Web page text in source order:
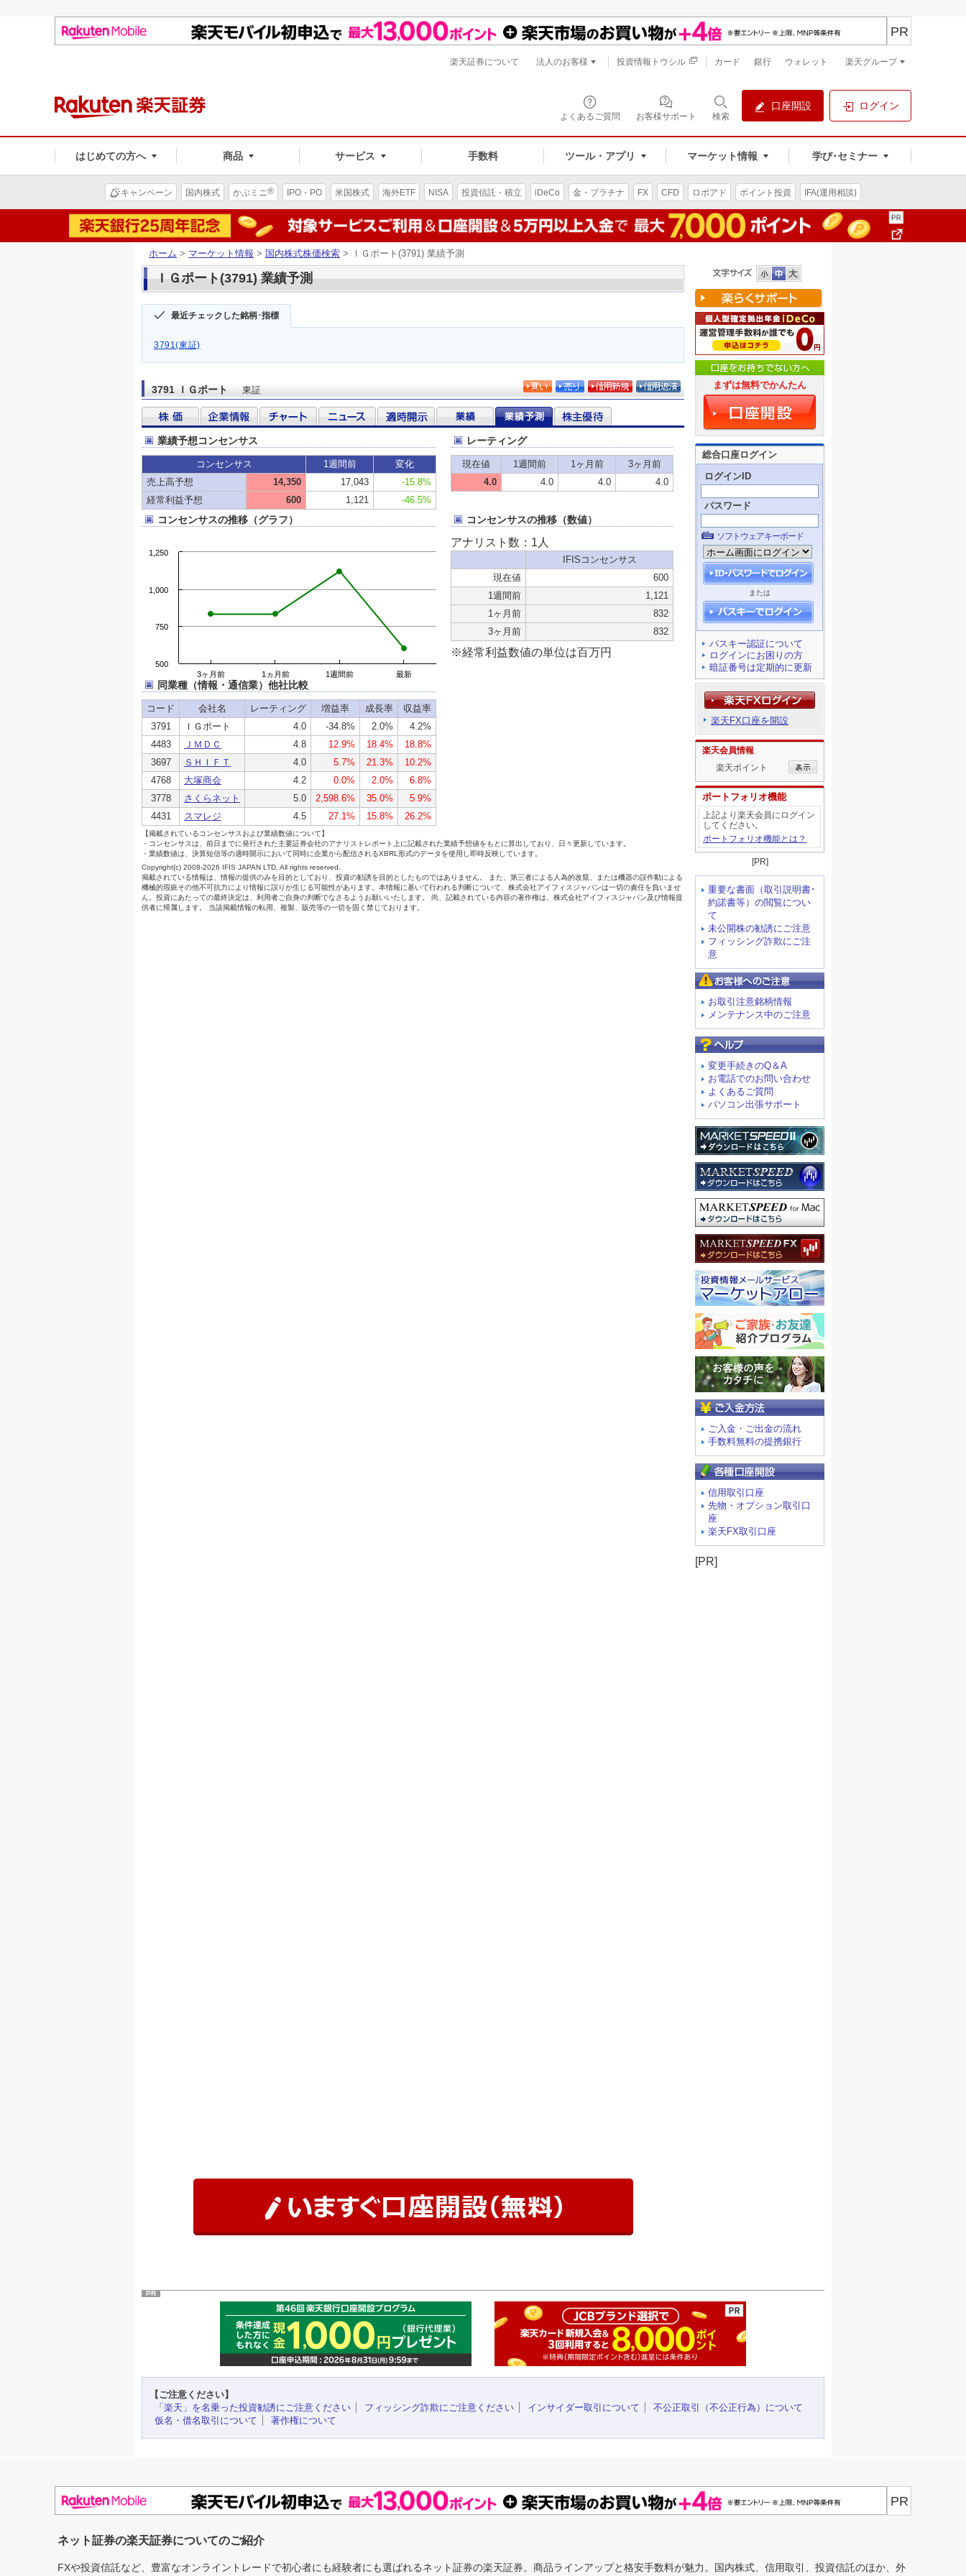
よくあるご質問 お客様サポート 検索
口座開設 ログイン
はじめての方へ 商品 サービス 手数料 ツール・アプリ マーケット情報 学び･セミナー
PR
楽天証券について 法人のお客様 投資情報トウシル カード 銀行 ウォレット 楽天グループ
キャンペーン 国内株式 かぶミニ® IPO・PO 米国株式 海外ETF NISA 投資信託・積立 iDeCo 金・プラチナ FX CFD ロボアド ポイント投資 IFA(運用相談)
ホーム > マーケット情報 > 国内株式株価検索 > ＩＧポート(3791) 業績予測
ＩＧポート(3791) 業績予測
最近チェックした銘柄･指標
3791(東証)
3791 ＩＧポート 東証 まずは無料でかんたん
総合口座ログイン
ログインID
パスワード
ソフトウェアキーボード
または
パスキー認証について
ログインにお困りの方
暗証番号は定期的に更新
楽天FX口座を開設
楽天会員情報
楽天ポイント
ポートフォリオ機能
上記より楽天会員にログイン
してください。
ポートフォリオ機能とは？
[PR]
重要な書面（取引説明書･
約諾書等）の閲覧につい
て
未公開株の勧誘にご注意
フィッシング詐欺にご注
意
お取引注意銘柄情報
メンテナンス中のご注意
変更手続きのQ＆A
お電話でのお問い合わせ
よくあるご質問
パソコン出張サポート
ご入金・ご出金の流れ
手数料無料の提携銀行
信用取引口座
先物・オプション取引口
座
楽天FX取引口座
[PR]
PR
【ご注意ください】
「楽天」を名乗った投資勧誘にご注意ください
フィッシング詐欺にご注意ください インサイダー取引について
不公正取引（不公正行為）について
仮名・借名取引について
著作権について
PR
ネット証券の楽天証券についてのご紹介
FXや投資信託など、豊富なオンライントレードで初心者にも経験者にも選ばれるネット証券の楽天証券。商品ラインアップと格安手数料が魅力。国内株式、信用取引、投資信託のほか、外